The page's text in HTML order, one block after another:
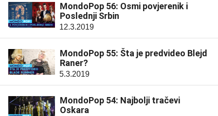
MondoPop 56: Osmi povjerenik i
Poslednji Srbin
12.3.2019
MondoPop 55: Šta je predvideo Blejd
Raner?
5.3.2019
MondoPop 54: Najbolji tračevi
Oskara